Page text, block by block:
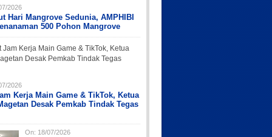
2026
Hari Mangrove Sedunia, AMPHIBI
500 Pohon Mangrove
2026
Kerja Main Game & TikTok, Ketua
Desak Pemkab Tindak Tegas
On: 18/07/2026